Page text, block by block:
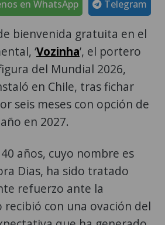
Telegram
en WhatsApp
bienvenida gratuita en el
‘Vozinha’, el portero
del Mundial 2026,
en Chile, tras fichar
seis meses con opción de
en 2027.
años, cuyo nombre es
Dias, ha sido tratado
refuerzo ante la
recibió con una ovación del